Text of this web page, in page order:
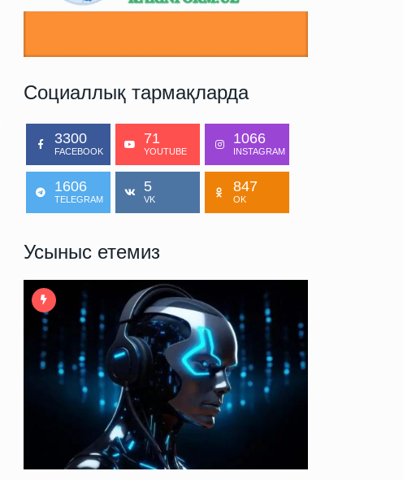
Социаллық тармақларда
3300
FACEBOOK
71
YOUTUBE
1066
INSTAGRAM
1606
TELEGRAM
5
VK
847
OK
Усыныс етемиз